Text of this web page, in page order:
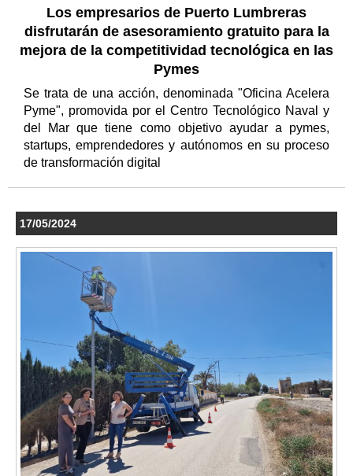
Los empresarios de Puerto Lumbreras
disfrutarán de asesoramiento gratuito para la
mejora de la competitividad tecnológica en las
Pymes
Se trata de una acción, denominada "Oficina Acelera
Pyme", promovida por el Centro Tecnológico Naval y
del Mar que tiene como objetivo ayudar a pymes,
startups, emprendedores y autónomos en su proceso
de transformación digital
17/05/2024